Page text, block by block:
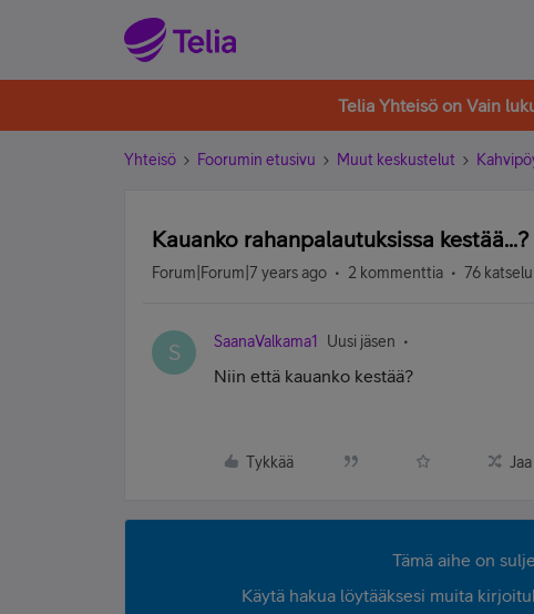
Telia Yhteisö on Vain
Yhteisö Foorumin etusivu Muut keskustelut
Kauanko rahanpalautuksissa kestää...?
Forum|Forum|7 years ago 2 kommenttia 76
S SaanaValkama1 Uusi jäsen
Niin että kauanko kestää?
Tykkää Jaa
Tämä aihe on
Käytä hakua löytääksesi muita